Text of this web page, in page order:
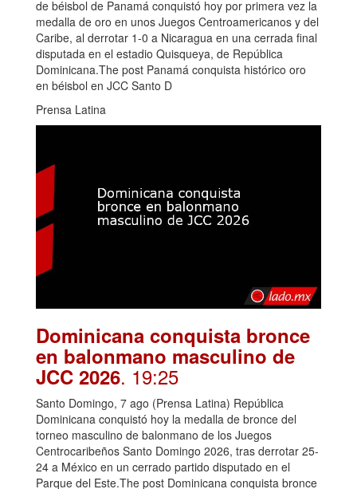
de béisbol de Panamá conquistó hoy por primera vez la
medalla de oro en unos Juegos Centroamericanos y del
Caribe, al derrotar 1-0 a Nicaragua en una cerrada final
disputada en el estadio Quisqueya, de República
Dominicana.The post Panamá conquista histórico oro
en béisbol en JCC Santo D
Prensa Latina
Dominicana conquista bronce
en balonmano masculino de
JCC 2026. 19:25
Santo Domingo, 7 ago (Prensa Latina) República
Dominicana conquistó hoy la medalla de bronce del
torneo masculino de balonmano de los Juegos
Centrocaribeños Santo Domingo 2026, tras derrotar 25-
24 a México en un cerrado partido disputado en el
Parque del Este.The post Dominicana conquista bronce